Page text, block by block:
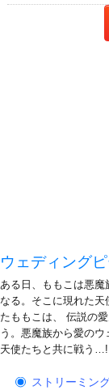
ウェディング
ある日、ももこは悪
なる。そこに現れた
たももこは、 伝説の
う。悪魔族から愛の
天使たちと共に戦う…!
ストリーミン